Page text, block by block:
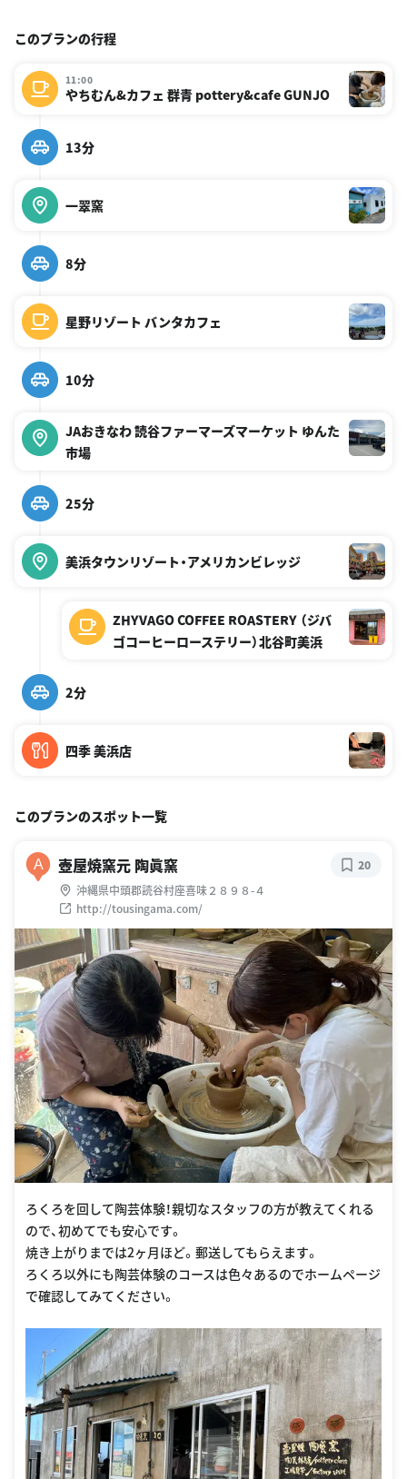
このプランの行程
11:00
やちむん&カフェ 群青 pottery&cafe GUNJO
13分
一翠窯
8分
星野リゾート バンタカフェ
10分
JAおきなわ 読谷ファーマーズマーケット ゆんた
市場
25分
美浜タウンリゾート・アメリカンビレッジ
ZHYVAGO COFFEE ROASTERY （ジバ
ゴコーヒーローステリー）北谷町美浜
2分
四季 美浜店
このプランのスポット一覧
A 壺屋焼窯元 陶眞窯
沖縄県中頭郡読谷村座喜味２８９８-４
http://tousingama.com/
20
ろくろを回して陶芸体験！親切なスタッフの方が教えてくれる
ので、初めてでも安心です。
焼き上がりまでは2ヶ月ほど。郵送してもらえます。
ろくろ以外にも陶芸体験のコースは色々あるのでホームページ
で確認してみてください。